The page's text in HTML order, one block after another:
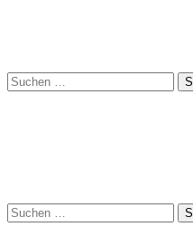
Suchen
nach:
Suchen
nach: